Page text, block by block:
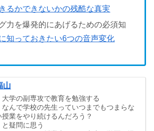
るかできないかの残酷な真実
力を爆発的にあげるための必須知
知っておきたい6つの音声変化
山
大学の副専攻で教育を勉強する
なんで学校の先生っていつまでもつまらな
授業をやり続けるんだろう？
と疑問に思う